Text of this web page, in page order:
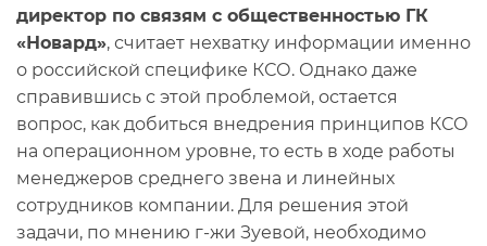
директор по связям с общественностью ГК
«Новард», считает нехватку информации именно
о российской специфике КСО. Однако даже
справившись с этой проблемой, остается
вопрос, как добиться внедрения принципов КСО
на операционном уровне, то есть в ходе работы
менеджеров среднего звена и линейных
сотрудников компании. Для решения этой
задачи, по мнению г-жи Зуевой, необходимо